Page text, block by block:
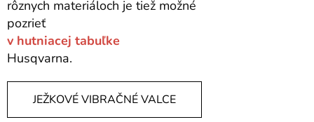
rôznych materiáloch je tiež možné
pozrieť
v hutniacej tabuľke
Husqvarna.
JEŽKOVÉ VIBRAČNÉ VALCE